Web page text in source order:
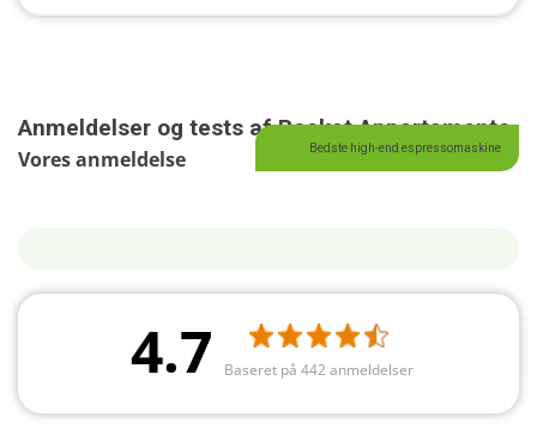
Anmeldelser og tests af Rocket Appartamento
Vores anmeldelse Bedste high-end espressomaskine
4.7 Baseret på 442 anmeldelser